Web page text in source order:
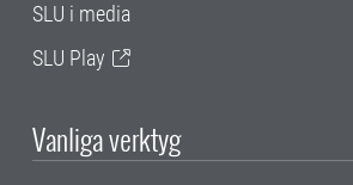
SLU i media
SLU Play
Vanliga verktyg